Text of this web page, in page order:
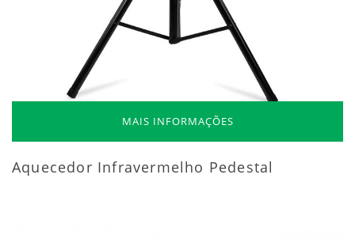
MAIS INFORMAÇÕES
Aquecedor Infravermelho Pedestal